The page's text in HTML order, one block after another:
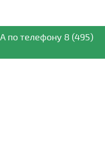
по телефону 8 (495)